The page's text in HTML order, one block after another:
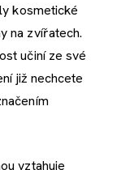
kosmetické
na zvířatech.
učiní ze své
již nechcete
vztahuje